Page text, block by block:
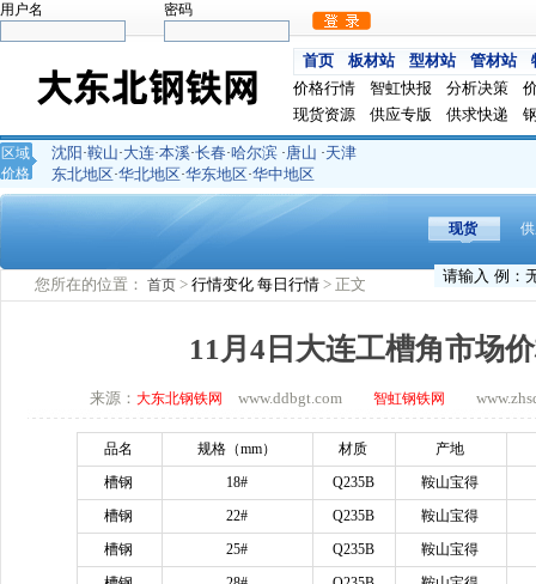
用户名 密码
首页 板材站 型材站 管材站
价格行情
智虹快报 分析决策
现货资源
供应专版 供求快递
区域
价格
沈阳 ·鞍山·大连·本溪·长春·哈尔滨 ·唐山 ·天津
东北地区·华北地区·华东地区·华中地区
现货
您所在的位置： 首页 > 行情变化 每日行情 > 正文
11月4日大连工槽角市场
来源：大东北钢铁网 www.ddbgt.com智虹钢铁网
品名 规格（mm） 材质
产地
槽钢
18# Q235B
鞍山宝得
槽钢
22# Q235B
鞍山宝得
槽钢
25# Q235B
鞍山宝得